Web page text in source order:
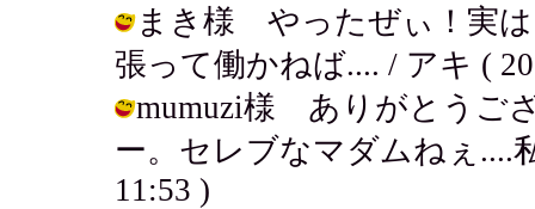
まき様 やったぜぃ！実は
張って働かねば.... / アキ (
mumuzi様 ありがとうご
ー。セレブなマダムねぇ....
11:53 )